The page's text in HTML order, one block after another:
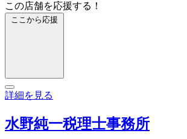
この店舗を応援する！
ここから応援
詳細を見る
水野純一税理士事務所